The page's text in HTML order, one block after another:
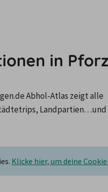
in
Abhol-Atlas zeigt alle
Landpartien…und
Klicke hier, um deine